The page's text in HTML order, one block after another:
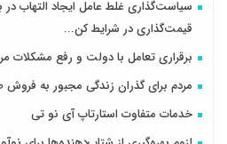
سیاست‌گذاری غلط عامل ایجاد التهاب
قیمت‌گذاری در شرایط کن...
برقراری تعامل با دولت و رفع
مردم برای گذران زندگی مجبور به فروش
خدمات متفاوت استارتاپ آی نو تی